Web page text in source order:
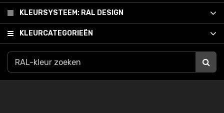
KLEURSYSTEEM: RAL DESIGN
KLEURCATEGORIEËN